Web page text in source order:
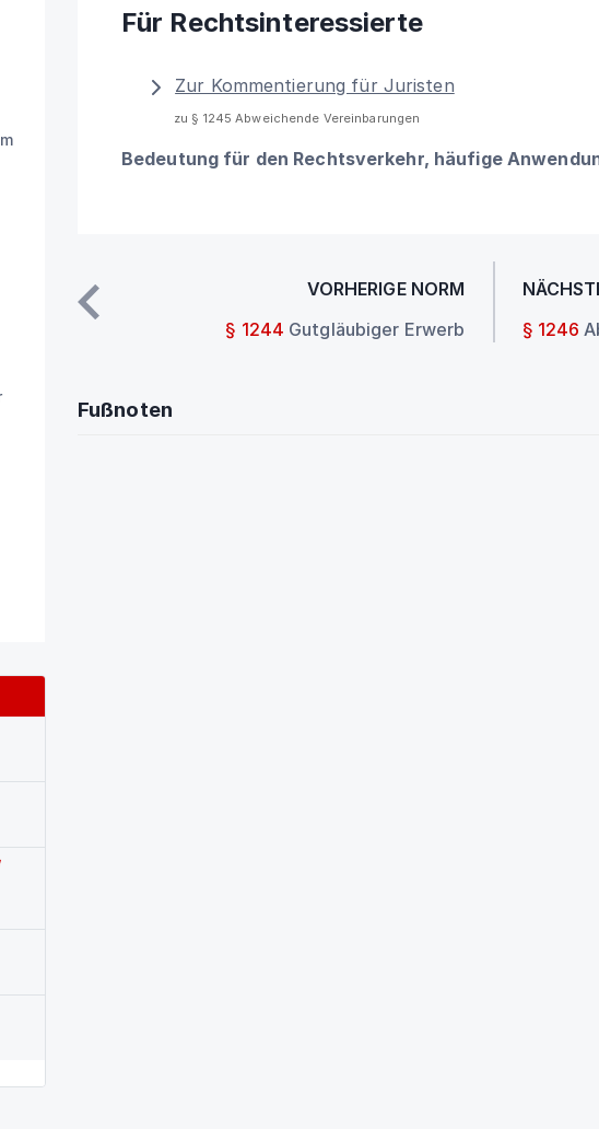
Für Rechtsinteressierte
Zur Kommentierung für Juristen
zu § 1245 Abweichende Vereinbarungen
Bedeutung für den Rechtsverkehr, häufige
VORHERIGE NORM
§ 1244 Gutgläubiger Erwerb
§ 1246
Fußnoten